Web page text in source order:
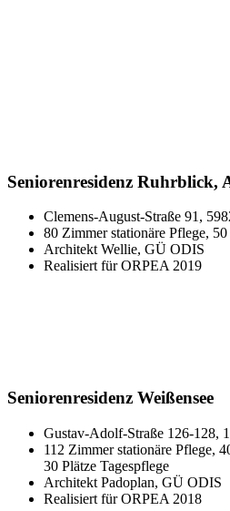
Seniorenresidenz Ruhrblick,
Clemens-August-Straße 91,
80 Zimmer stationäre Pflege,
Architekt Wellie, GÜ ODIS
Realisiert für ORPEA 2019
Seniorenresidenz Weißensee
Gustav-Adolf-Straße 126-128,
112 Zimmer stationäre Pflege,
30 Plätze Tagespflege
Architekt Padoplan, GÜ ODIS
Realisiert für ORPEA 2018